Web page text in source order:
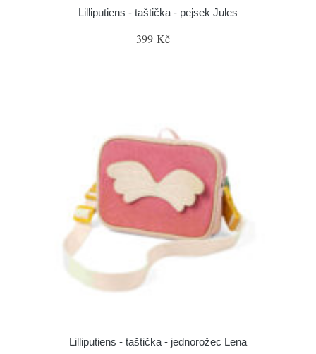
Lilliputiens - taštička - pejsek Jules
399 Kč
Lilliputiens - taštička - jednorožec Lena